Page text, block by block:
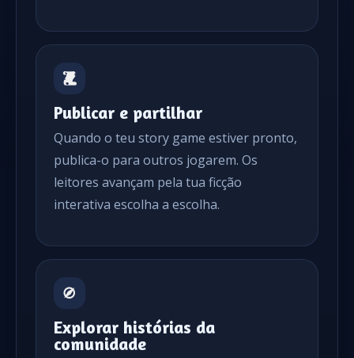
Publicar e partilhar
Quando o teu story game estiver pronto,
publica-o para outros jogarem. Os
leitores avançam pela tua ficção
interativa escolha a escolha.
Explorar histórias da
comunidade